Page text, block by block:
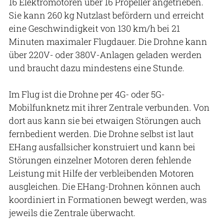
Sie kann 260 kg Nutzlast befördern und erreicht
eine Geschwindigkeit von 130 km/h bei 21
Minuten maximaler Flugdauer. Die Drohne kann
über 220V- oder 380V-Anlagen geladen werden
und braucht dazu mindestens eine Stunde.
Im Flug ist die Drohne per 4G- oder 5G-
Mobilfunknetz mit ihrer Zentrale verbunden. Von
dort aus kann sie bei etwaigen Störungen auch
fernbedient werden. Die Drohne selbst ist laut
EHang ausfallsicher konstruiert und kann bei
Störungen einzelner Motoren deren fehlende
Leistung mit Hilfe der verbleibenden Motoren
ausgleichen. Die EHang-Drohnen können auch
koordiniert in Formationen bewegt werden, was
jeweils die Zentrale überwacht.